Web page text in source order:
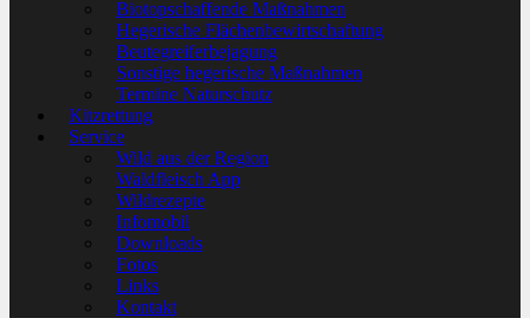
Biotopschaffende Maßnahmen
Hegerische Flächenbewirtschaftung
Beutegreiferbejagung
Sonstige hegerische Maßnahmen
Termine Naturschutz
Kitzrettung
Service
Wild aus der Region
Waldfleisch App
Wildrezepte
Infomobil
Downloads
Fotos
Links
Kontakt